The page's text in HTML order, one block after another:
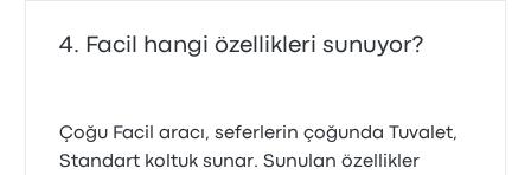
Facil hangi özellikleri sunuyor?
Çoğu Facil aracı, seferlerin çoğunda Tuvalet,
Standart koltuk sunar. Sunulan özellikler